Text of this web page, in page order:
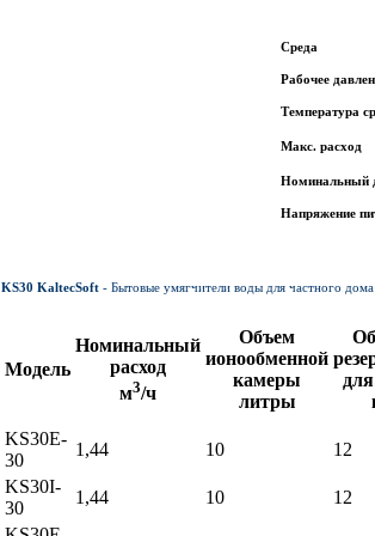
Среда
Рабочее
Температура
Макс. расход
Номинальный
Напряжение
KS30 KaltecSoft - Бытовые умягчители воды для частного дома
Модель
Номинальный
расход
м3/ч
Объем
ионообменной
камеры
литры
KS30E-
30
1,44 10
12
KS30I-
30
1,44 10
12